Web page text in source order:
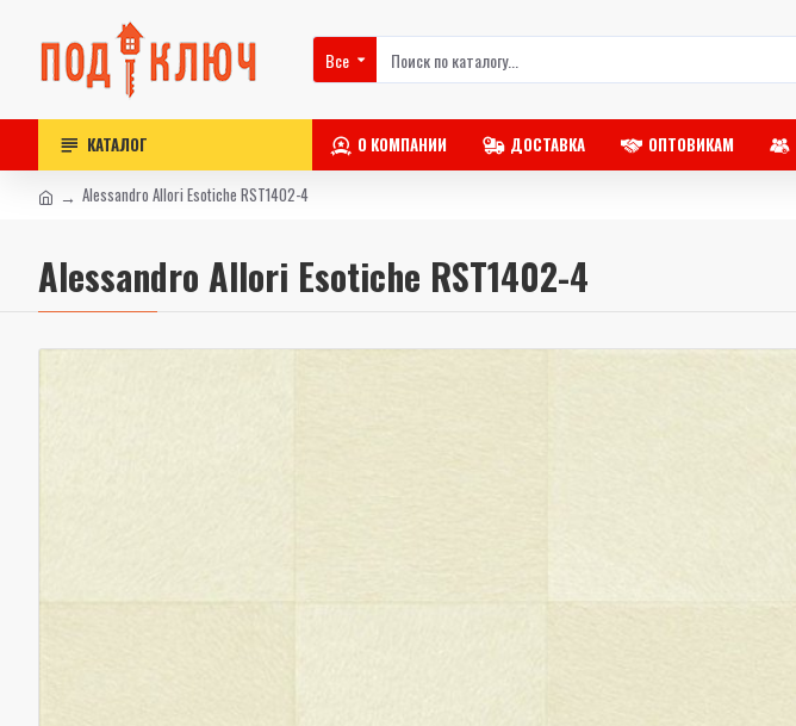
Все
КАТАЛОГ О КОМПАНИИ ДОСТАВКА ОПТОВИКАМ
Alessandro Allori Esotiche RST1402-4
Alessandro Allori Esotiche RST1402-4